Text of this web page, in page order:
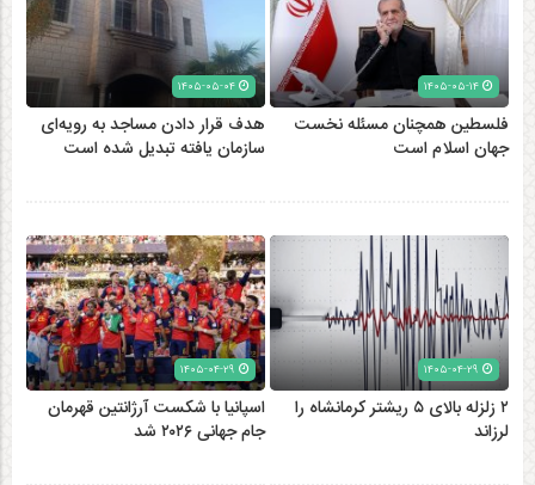
۱۴۰۵-۰۵-۱۴
فلسطین همچنان مسئله نخست
جهان اسلام است
هدف قرار دادن مساجد به رویه‌ای
سازمان‌ یافته تبدیل شده است
۲ زلزله‌ بالای ۵ ریشتر کرمانشاه را
لرزاند
اسپانیا با شکست آرژانتین قهرمان
جام جهانی ۲۰۲۶ شد